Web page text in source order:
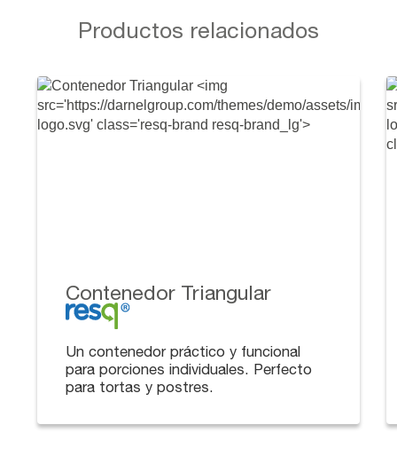
Productos relacionados
Contenedor Triangular
Un contenedor práctico y funcional
para porciones individuales. Perfecto
para tortas y postres.